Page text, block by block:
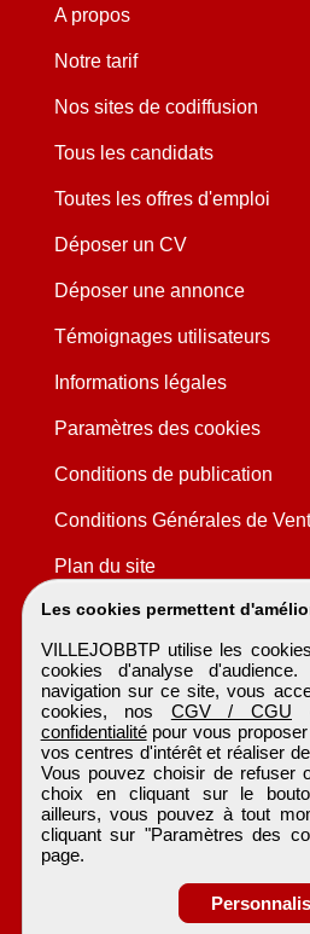
Les cookies permettent
VILLEJOBBTP utilise les
cookies d'analyse
navigation sur ce site, vous
cookies, nos CGV / CGU
confidentialitépour vous
vos centres d'intérêt et réaliser
Vous pouvez choisir de refuser
choix en cliquant sur le
ailleurs, vous pouvez à tout
cliquant sur "Paramètres des
page.
A propos
Notre tarif
Nos sites de codiffusion
Tous les candidats
Toutes les offres d'emploi
Déposer un CV
Déposer une annonce
Témoignages utilisateurs
Informations légales
Paramètres des cookies
Conditions de publication
Conditions Générales de
Plan du site